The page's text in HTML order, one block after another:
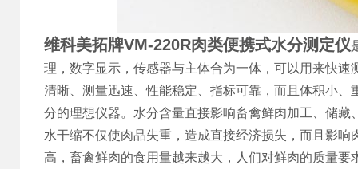
维科美拓牌VM-220R肉类便携式水分测定仪
理，数字显示，传感器与主体合为一体，可以用来快
清晰、测量迅速、性能稳定、指标可靠，而且体积小
分的理想仪器。水分含量直接影响畜禽鲜肉加工、储
水干缩不仅使肉品失重，造成直接经济损失，而且影
高，畜禽鲜肉的食用量越来越大，人们对鲜肉的质量